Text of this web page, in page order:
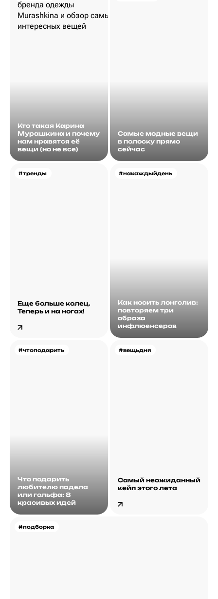
Кто такая Карина
Мурашкина и почему
нам нравятся её
вещи (но не все)
Самые модные вещи
в полоску прямо
сейчас
#тренды
Еще больше колец.
Теперь и на ногах!
#накаждыйдень
Как носить лонгслив:
повторяем три
образа
инфлюенсеров
#чтоподарить
Что подарить
любителю падела
или гольфа: 8
красивых идей
#подборка
#вещьдня
Самый неожиданный
кейп этого лета